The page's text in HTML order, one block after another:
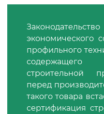
экономического
профильного
строительной
перед
такого товара
сертификация
Декларация ТР ТС
Декларирование
ТС 009)
Декларирование
по схеме 5Д (ТР ТС 010)